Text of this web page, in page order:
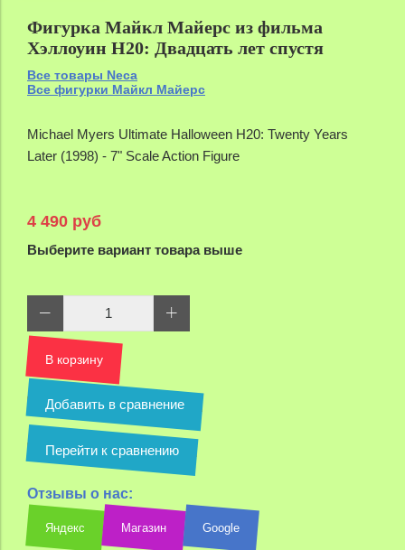
Фигурка Майкл Майерс из фильма
Хэллоуин H20: Двадцать лет спустя
Все товары Neca
Все фигурки Майкл Майерс
Michael Myers Ultimate Halloween H20: Twenty Years
Later (1998) - 7" Scale Action Figure
4 490 руб
Выберите вариант товара выше
В корзину
Добавить в сравнение
Перейти к сравнению
Отзывы о нас:
Яндекс Магазин Google